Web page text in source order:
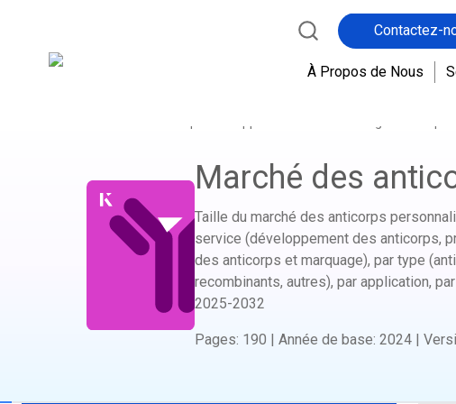
Contactez-
Marché des
Taille du marché des anticorps
service (développement des anticorps,
des anticorps et marquage), par type
recombinants, autres), par application,
2025-2032
Pages: 190 | Année de base: 2024 |